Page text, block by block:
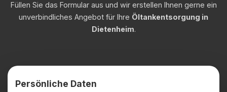
Füllen Sie das Formular aus und wir erstellen Ihnen gerne ein
unverbindliches Angebot für Ihre Öltankentsorgung in
Dietenheim.
Persönliche Daten